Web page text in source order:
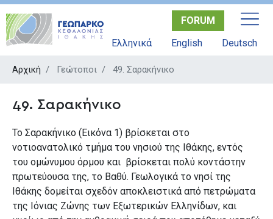
Παράκαμψη
περιεχόμενο
FORUM
Ελληνικά
English Deutsch
Αρχική Γεώτοποι 49. Σαρακήνικο
49. Σαρακήνικο
Το Σαρακήνικο (Εικόνα 1) βρίσκεται στο
νοτιοανατολικό τμήμα του νησιού της Ιθάκης, εντός
του ομώνυμου όρμου και βρίσκεται πολύ κοντάστην
πρωτεύουσα της, το Βαθύ. Γεωλογικά το νησί της
Ιθάκης δομείται σχεδόν αποκλειστικά από πετρώματα
της Ιόνιας Ζώνης των Εξωτερικών Ελληνίδων, και